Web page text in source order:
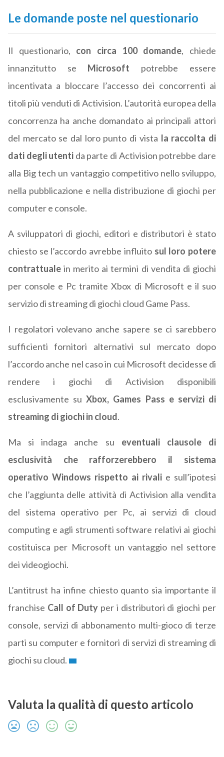
Le domande poste nel questionario
Il questionario, con circa 100 domande, chiede
innanzitutto se Microsoft potrebbe essere
incentivata a bloccare l’accesso dei concorrenti ai
titoli più venduti di Activision. L’autorità europea della
concorrenza ha anche domandato ai principali attori
del mercato se dal loro punto di vista la raccolta di
dati degli utenti da parte di Activision potrebbe dare
alla Big tech un vantaggio competitivo nello sviluppo,
nella pubblicazione e nella distribuzione di giochi per
computer e console.
A sviluppatori di giochi, editori e distributori è stato
chiesto se l’accordo avrebbe influito sul loro potere
contrattualein merito ai termini di vendita di giochi
per console e Pc tramite Xbox di Microsoft e il suo
servizio di streaming di giochi cloud Game Pass.
I regolatori volevano anche sapere se ci sarebbero
sufficienti fornitori alternativi sul mercato dopo
l’accordo anche nel caso in cui Microsoft decidesse di
rendere i giochi di Activision disponibili
esclusivamente suXbox, Games Pass e servizi di
streaming di giochi in cloud.
Ma si indaga anche su eventuali clausole di
esclusività che rafforzerebbero il sistema
operativo Windows rispetto ai rivalie sull’ipotesi
che l’aggiunta delle attività di Activision alla vendita
del sistema operativo per Pc, ai servizi di cloud
computing e agli strumenti software relativi ai giochi
costituisca per Microsoft un vantaggio nel settore
dei videogiochi.
L’antitrust ha infine chiesto quanto sia importante il
franchise Call of Duty per i distributori di giochi per
console, servizi di abbonamento multi-gioco di terze
parti su computer e fornitori di servizi di streaming di
giochi su cloud.
Valuta la qualità di questo articolo